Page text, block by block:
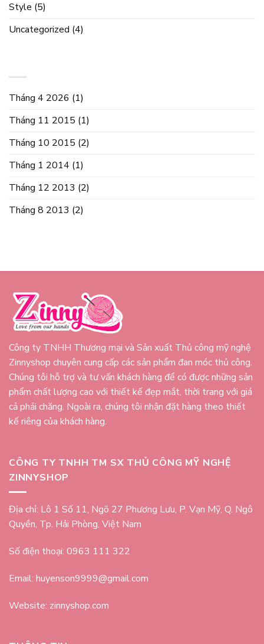
Style (5)
Uncategorized (4)
Tháng 4 2026 (1)
Tháng 11 2015 (1)
Tháng 10 2015 (2)
Tháng 1 2014 (1)
Tháng 12 2013 (2)
Tháng 8 2013 (2)
Công ty TNHH Thương mại và Sản xuất Thủ công mỹ nghệ
Zinnyshop chuyên cung cấp các sản phẩm đan móc thủ công.
Chúng tôi hỗ trợ và tư vấn khách hàng để có được những sản
phẩm chất lượng cao với thiết kế đẹp mắt, thời trang với giá
cả phải chăng. Ngoài ra, chúng tôi nhận đặt hàng theo thiết
kế riêng của khách hàng.
CÔNG TY TNHH TM SX THỦ CÔNG MỸ NGHỆ
ZINNYSHOP
Địa chỉ: Lô 1 Số 11, Ngõ 27 Phương Lưu, P. Vạn Mỹ, Q. Ngô
Quyền, Tp. Hải Phòng, Việt Nam
Số điện thoại: 0963 111 322
Email: huyenson9999@gmail.com
Website: zinnyshop.com